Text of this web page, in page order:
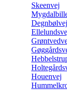
Skeenvej
Degnbølvej
Houenvej